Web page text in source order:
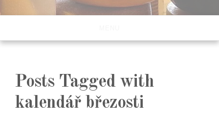
Posts Tagged with
kalendář březosti